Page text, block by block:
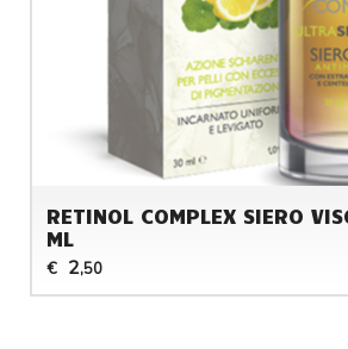
RETINOL COMPLEX SIERO
ML
€ 2,50